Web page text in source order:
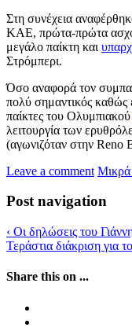
Στη συνέχεια
ΚΑΕ, πρώτα-πρώτα
μεγάλο παίκτη και
Στρόμπερι.
Όσο αναφορά τον
πολύ σημαντικός καθώς
παίκτες του Ολυμπιακού
λειτουργία των
(αγωνιζόταν στην Reno
Leave a comment Μικρά
Post navigation
‹ Οι δηλώσεις του
Τεράστια διάκριση για
Share this on ...